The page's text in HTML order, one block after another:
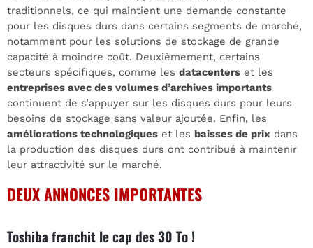
traditionnels, ce qui maintient une demande constante
pour les disques durs dans certains segments de marché,
notamment pour les solutions de stockage de grande
capacité à moindre coût. Deuxièmement, certains
secteurs spécifiques, comme les datacenters et les
entreprises avec des volumes d’archives importants
continuent de s’appuyer sur les disques durs pour leurs
besoins de stockage sans valeur ajoutée. Enfin, les
améliorations technologiques et les baisses de prix dans
la production des disques durs ont contribué à maintenir
leur attractivité sur le marché.
DEUX ANNONCES IMPORTANTES
Toshiba franchit le cap des 30 To !